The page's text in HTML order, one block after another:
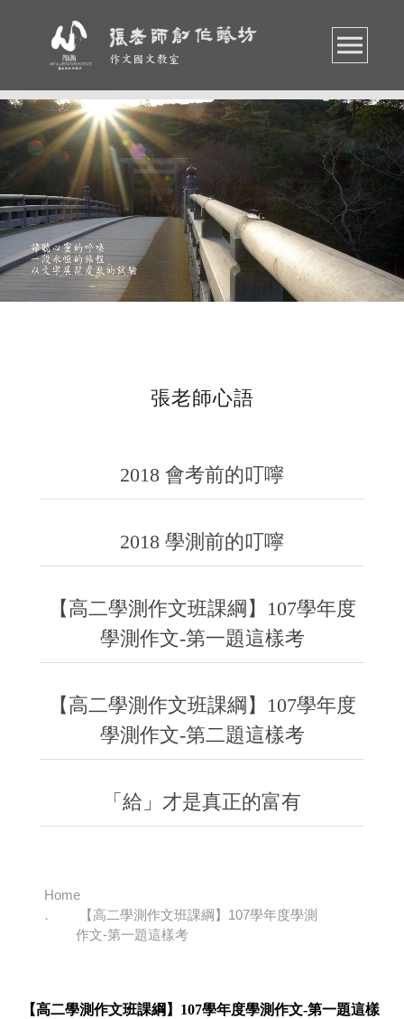
作文國文教室
張老師心語
2018 會考前的叮嚀
2018 學測前的叮嚀
【高二學測作文班課綱】107學年度
學測作文-第一題這樣考
【高二學測作文班課綱】107學年度
學測作文-第二題這樣考
「給」才是真正的富有
Home
【高二學測作文班課綱】107學年度學測
作文-第一題這樣考
【高二學測作文班課綱】107學年度學測作文-第一題這樣